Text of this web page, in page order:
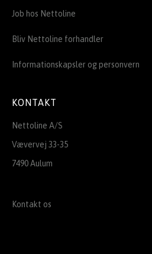
Job hos Nettoline
Bliv Nettoline forhandler
Informationskapsler og personvern
KONTAKT
Nettoline A/S
Vævervej 33-35
7490 Aulum
Kontakt os